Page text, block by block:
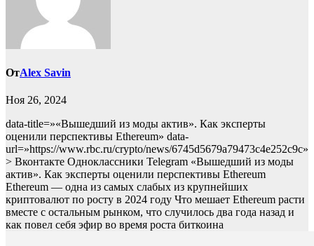
ОтAlex Savin
Ноя 26, 2024
data-title=»«Вышедший из моды актив». Как эксперты
оценили перспективы Ethereum» data-
url=»https://www.rbc.ru/crypto/news/6745d5679a79473c4e252c9c»
> Вконтакте Одноклассники Telegram «Вышедший из моды
актив». Как эксперты оценили перспективы Ethereum
Ethereum — одна из самых слабых из крупнейших
криптовалют по росту в 2024 году Что мешает Ethereum расти
вместе с остальным рынком, что случилось два года назад и
как повел себя эфир во время роста биткоина